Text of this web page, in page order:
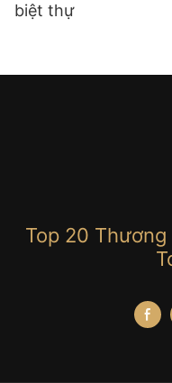
biệt thự
Top 20